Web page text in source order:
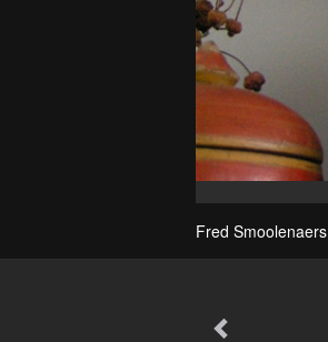
Fred Smoolenaers